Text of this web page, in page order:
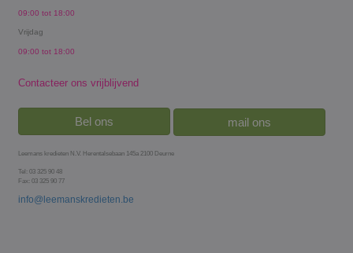
09:00 tot 18:00
Vrijdag
09:00 tot 18:00
Contacteer ons vrijblijvend
Bel ons mail ons
Leemans kredieten N.V. Herentalsebaan 145a 2100 Deurne
Tel: 03 325 90 48
Fax: 03 325 90 77
info@leemanskredieten.be